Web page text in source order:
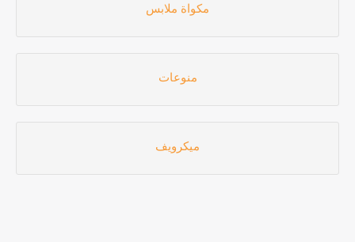
مكواة ملابس
منوعات
ميكرويف